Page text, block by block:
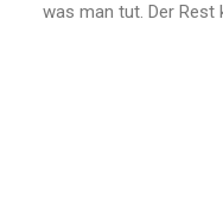
was man tut. Der